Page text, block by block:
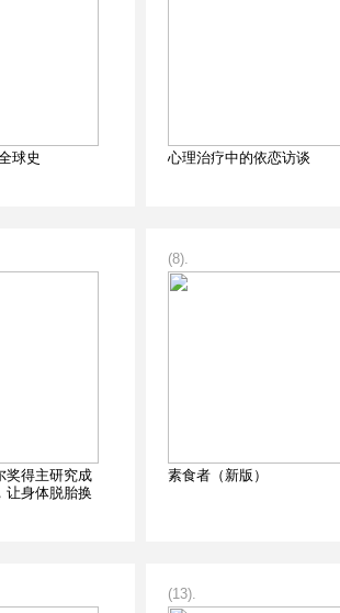
球史 心理治疗中的依恋访谈
奖得主研究成
让身体脱胎换
(8).
素食者（新版）
(13).